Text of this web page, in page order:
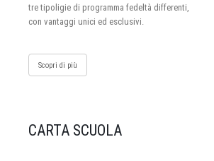
tre tipoligie di programma fedeltà differenti,
con vantaggi unici ed esclusivi.
Scopri di più
CARTA SCUOLA